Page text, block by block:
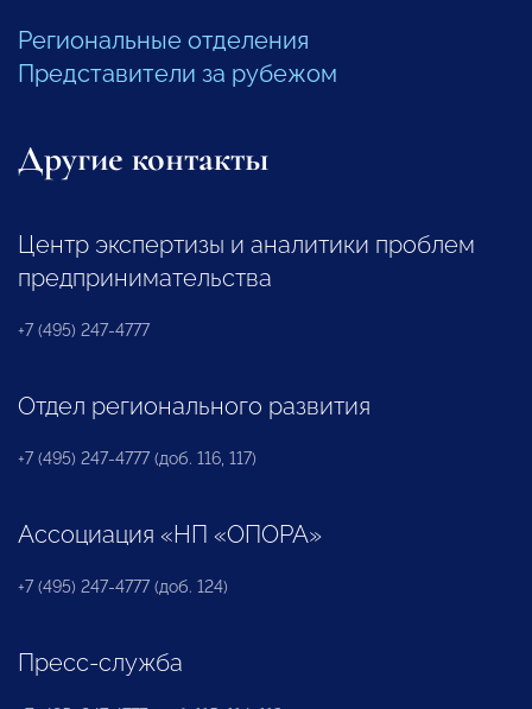
Региональные отделения
Представители за рубежом
Другие контакты
Центр экспертизы и аналитики проблем
предпринимательства
+7 (495) 247-4777
Отдел регионального развития
+7 (495) 247-4777 (доб. 116, 117)
Ассоциация «НП «ОПОРА»
+7 (495) 247-4777 (доб. 124)
Пресс-служба